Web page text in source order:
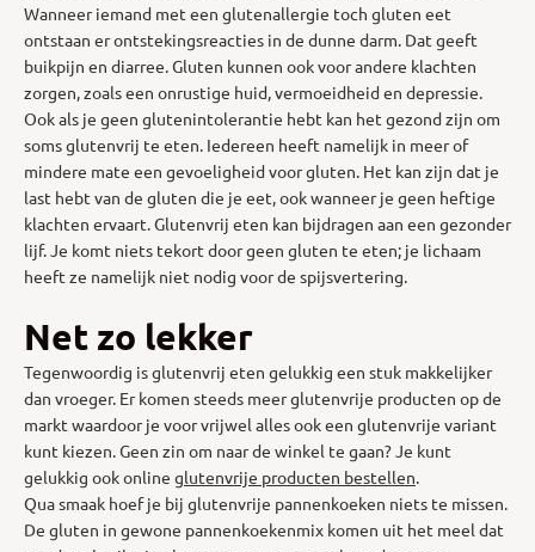
Wanneer iemand met een glutenallergie toch gluten eet
ontstaan er ontstekingsreacties in de dunne darm. Dat geeft
buikpijn en diarree. Gluten kunnen ook voor andere klachten
zorgen, zoals een onrustige huid, vermoeidheid en depressie.
Ook als je geen glutenintolerantie hebt kan het gezond zijn om
soms glutenvrij te eten. Iedereen heeft namelijk in meer of
mindere mate een gevoeligheid voor gluten. Het kan zijn dat je
last hebt van de gluten die je eet, ook wanneer je geen heftige
klachten ervaart. Glutenvrij eten kan bijdragen aan een gezonder
lijf. Je komt niets tekort door geen gluten te eten; je lichaam
heeft ze namelijk niet nodig voor de spijsvertering.
Net zo lekker
Tegenwoordig is glutenvrij eten gelukkig een stuk makkelijker
dan vroeger. Er komen steeds meer glutenvrije producten op de
markt waardoor je voor vrijwel alles ook een glutenvrije variant
kunt kiezen. Geen zin om naar de winkel te gaan? Je kunt
gelukkig ook online glutenvrije producten bestellen.
Qua smaak hoef je bij glutenvrije pannenkoeken niets te missen.
De gluten in gewone pannenkoekenmix komen uit het meel dat